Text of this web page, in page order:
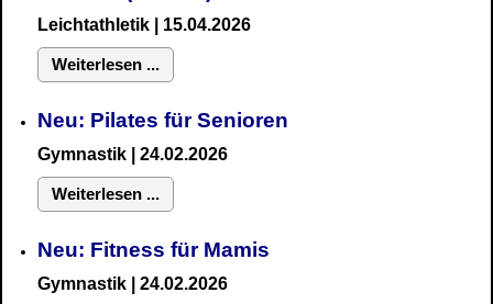
Leichtathletik | 15.04.2026
Weiterlesen ...
Neu: Pilates für Senioren
Gymnastik | 24.02.2026
Weiterlesen ...
Neu: Fitness für Mamis
Gymnastik | 24.02.2026